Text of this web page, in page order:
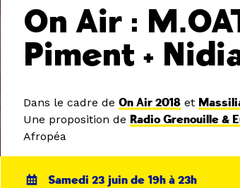
On Air :
Piment +
Dans le cadre deOn Air 2018 et
Une proposition deRadio Grenouille &
Afropéa
Samedi 23 juin de 19h à 23h